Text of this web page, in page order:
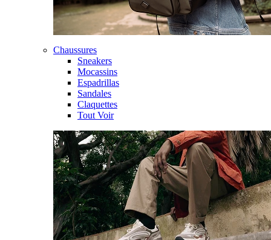
Chaussures
Sneakers
Mocassins
Espadrillas
Sandales
Claquettes
Tout Voir